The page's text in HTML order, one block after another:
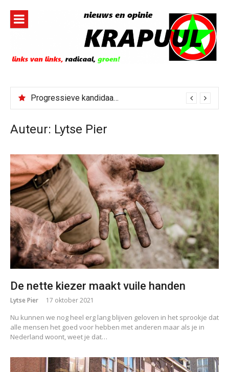
inhoud
Progressieve kandidaat El-Sayed senaatskandidaat Michigan
Auteur: Lytse Pier
De nette kiezer maakt vuile handen
Lytse Pier 17 oktober 2021
Nu kunnen we nog heel erg lang blijven geloven in het sprookje dat
alle mensen het goed voor hebben met anderen maar als je in
Nederland woont, weet je dat…